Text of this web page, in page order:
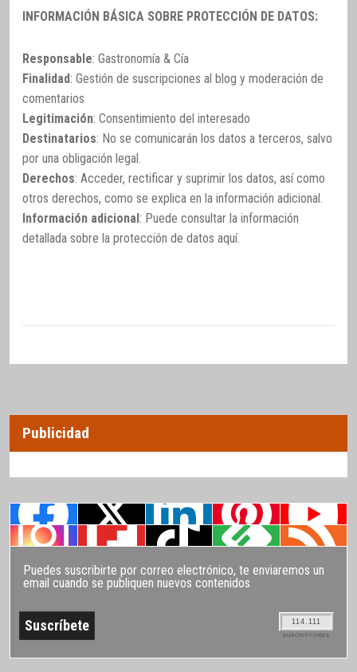
INFORMACIÓN BÁSICA SOBRE PROTECCIÓN DE DATOS:
Responsable: Gastronomía & Cía
Finalidad: Gestión de suscripciones al blog y moderación de
comentarios
Legitimación: Consentimiento del interesado
Destinatarios: No se comunicarán los datos a terceros, salvo
por una obligación legal.
Derechos: Acceder, rectificar y suprimir los datos, así como
otros derechos, como se explica en la información adicional.
Información adicional: Puede consultar la información
detallada sobre la protección de datos aquí.
Publicidad
Puedes suscribirte por correo electrónico, te enviaremos un
email cuando se publiquen nuevos contenidos
114.111
SUSCRIPTORES